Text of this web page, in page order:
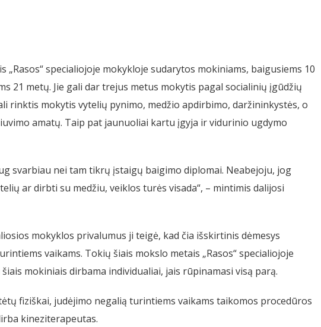
„Rasos“ specialiojoje mokykloje sudarytos mokiniams, baigusiems 10
21 metų. Jie gali dar trejus metus mokytis pagal socialinių įgūdžių
rinktis mokytis vytelių pynimo, medžio apdirbimo, daržininkystės, o
amatų. Taip pat jaunuoliai kartu įgyja ir vidurinio ugdymo
svarbiau nei tam tikrų įstaigų baigimo diplomai. Neabejoju, jog
ar dirbti su medžiu, veiklos turės visada“, – mintimis dalijosi
mokyklos privalumus ji teigė, kad čia išskirtinis dėmesys
vaikams. Tokių šiais mokslo metais „Rasos“ specialiojoje
mokiniais dirbama individualiai, jais rūpinamasi visą parą.
fiziškai, judėjimo negalią turintiems vaikams taikomos procedūros
kineziterapeutas.